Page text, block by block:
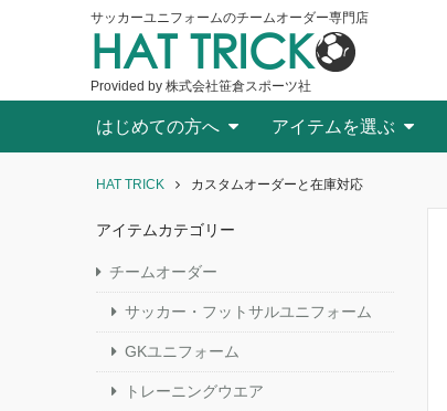
サッカーユニフォームのチームオーダー専門店
HAT TRICK
Provided by 株式会社笹倉スポーツ社
はじめての方へ アイテムを選ぶ
HAT TRICK カスタムオーダーと在庫対応
アイテムカテゴリー
チームオーダー
サッカー・フットサルユニフォーム
GKユニフォーム
トレーニングウエア